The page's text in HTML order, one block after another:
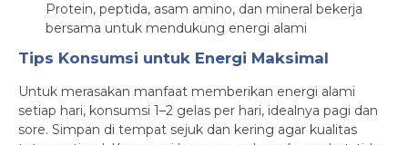
Protein, peptida, asam amino, dan mineral bekerja
bersama untuk mendukung energi alami
Tips Konsumsi untuk Energi Maksimal
Untuk merasakan manfaat memberikan energi alami
setiap hari, konsumsi 1–2 gelas per hari, idealnya pagi dan
sore. Simpan di tempat sejuk dan kering agar kualitas